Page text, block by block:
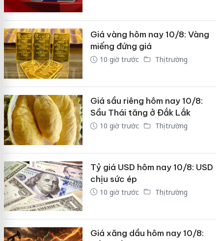
Giá vàng hôm nay 10/8: Vàng
miếng đứng giá
10 giờ trước Thị trường
Giá sầu riêng hôm nay 10/8:
Sầu Thái tăng ở Đắk Lắk
10 giờ trước Thị trường
Tỷ giá USD hôm nay 10/8: USD
chịu sức ép
10 giờ trước Thị trường
Giá xăng dầu hôm nay 10/8: